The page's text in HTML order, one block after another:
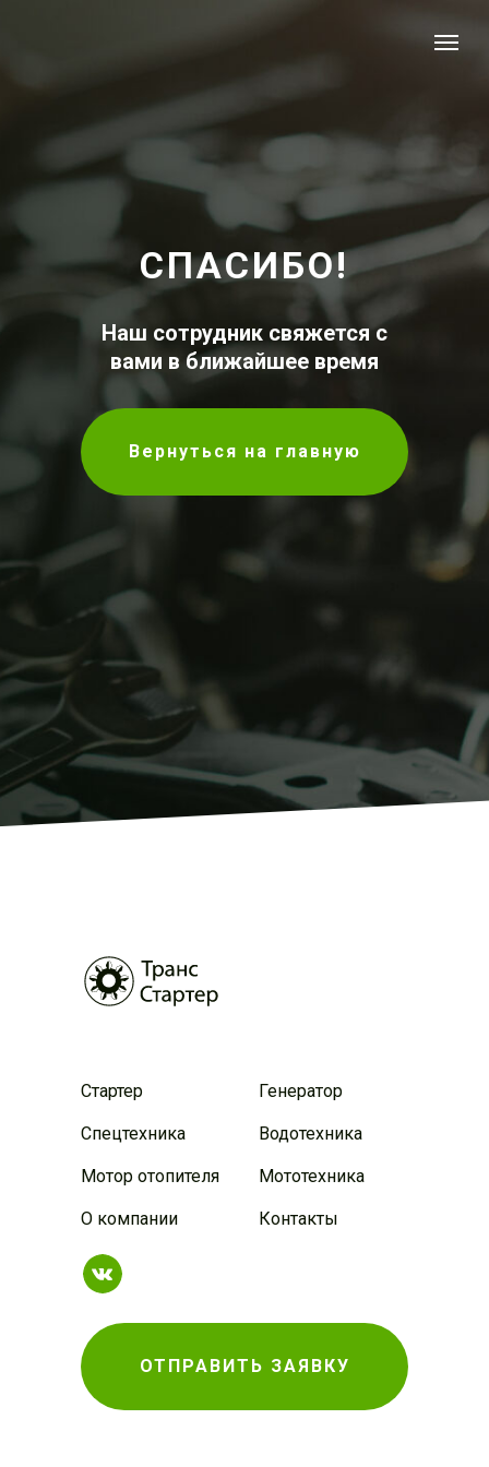
СПАСИБО!
Наш сотрудник свяжется с
вами в ближайшее время
Вернуться на главную
ОТПРАВИТЬ ЗАЯВКУ
Стартер Генератор
Мотор отопителя
Спецтехника Водотехника
Мототехника
О компании Контакты